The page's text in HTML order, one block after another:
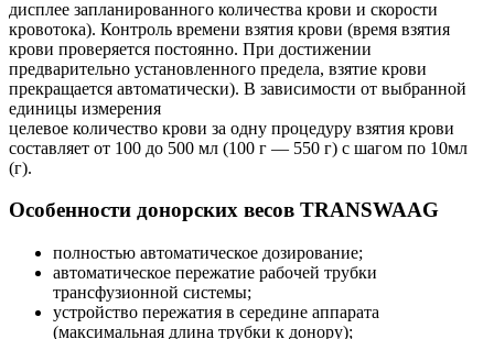
дисплее запланированного количества крови и скорости
кровотока). Контроль времени взятия крови (время взятия
крови проверяется постоянно. При достижении
предварительно установленного предела, взятие крови
прекращается автоматически). В зависимости от выбранной
единицы измерения
целевое количество крови за одну процедуру взятия крови
составляет от 100 до 500 мл (100 г — 550 г) с шагом по 10мл
(г).
Особенности донорских весов TRANSWAAG
полностью автоматическое дозирование;
автоматическое пережатие рабочей трубки
трансфузионной системы;
устройство пережатия в середине аппарата
(максимальная длина трубки к донору);